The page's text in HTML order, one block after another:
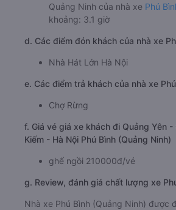
Quảng Ninh của nhà xe Phú
khoảng: 3.1 giờ
d. Các điểm đón khách của nhà xe
Nhà Hát Lớn Hà Nội
e. Các điểm trả khách của nhà xe
Chợ Rừng
f. Giá vé giá xe khách đi Quảng Yên
Kiếm - Hà Nội Phú Bình (Quảng Ninh)
ghế ngồi 210000đ/vé
g. Review, đánh giá chất lượng xe
Nhà xe Phú Bình (Quảng Ninh) được